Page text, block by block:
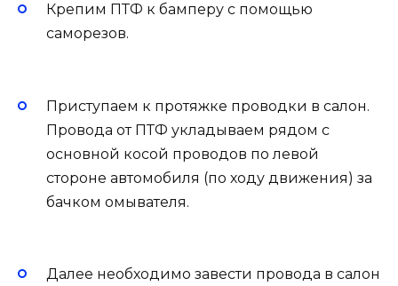
Крепим ПТФ к бамперу с помощью
саморезов.
Приступаем к протяжке проводки в салон.
Провода от ПТФ укладываем рядом с
основной косой проводов по левой
стороне автомобиля (по ходу движения) за
бачком омывателя.
Далее необходимо завести провода в салон